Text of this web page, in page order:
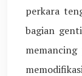
perkara
bagian